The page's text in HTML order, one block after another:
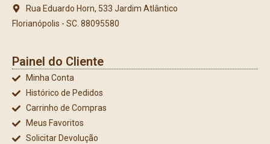
Rua Eduardo Horn, 533 Jardim Atlântico
Florianópolis - SC. 88095580
Painel do Cliente
Minha Conta
Histórico de Pedidos
Carrinho de Compras
Meus Favoritos
Solicitar Devolução